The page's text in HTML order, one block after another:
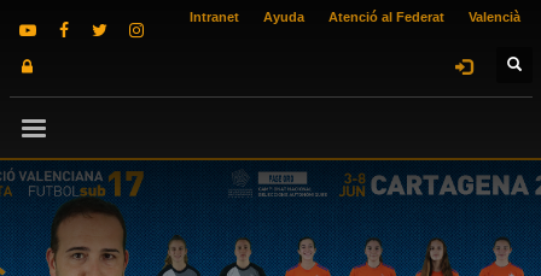
Intranet Ayuda Atenció al Federat Valencià